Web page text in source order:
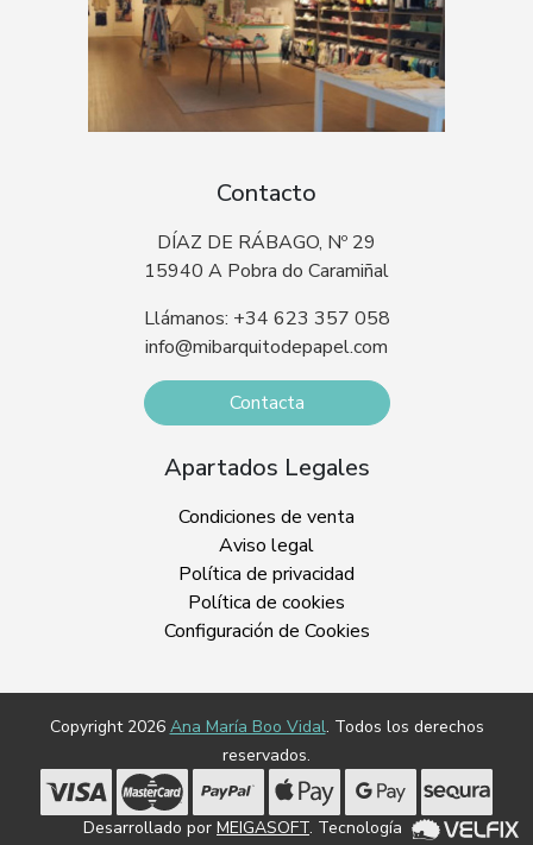
Contacto
DÍAZ DE RÁBAGO, Nº 29
15940 A Pobra do Caramiñal
Llámanos: +34 623 357 058
info@mibarquitodepapel.com
Contacta
Apartados Legales
Condiciones de venta
Aviso legal
Política de privacidad
Política de cookies
Configuración de Cookies
Copyright 2026 Ana María Boo Vidal. Todos los derechos
reservados.
Desarrollado por MEIGASOFT. Tecnología